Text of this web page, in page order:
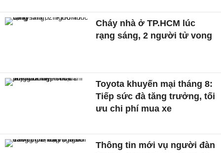
Cháy nhà ở TP.HCM lúc
rạng sáng, 2 người tử vong
Toyota khuyến mại tháng 8:
Tiếp sức đà tăng trưởng, tối
ưu chi phí mua xe
Thông tin mới vụ người đàn